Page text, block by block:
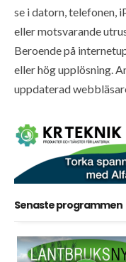
se i datorn, telefonen,
eller motsvarande
Beroende på
eller hög upplösning.
uppdaterad
Senaste programmen